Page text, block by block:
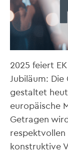
2025 feiert
Jubiläum:
gestaltet
europäische
Getragen
respektvollen
konstruktive